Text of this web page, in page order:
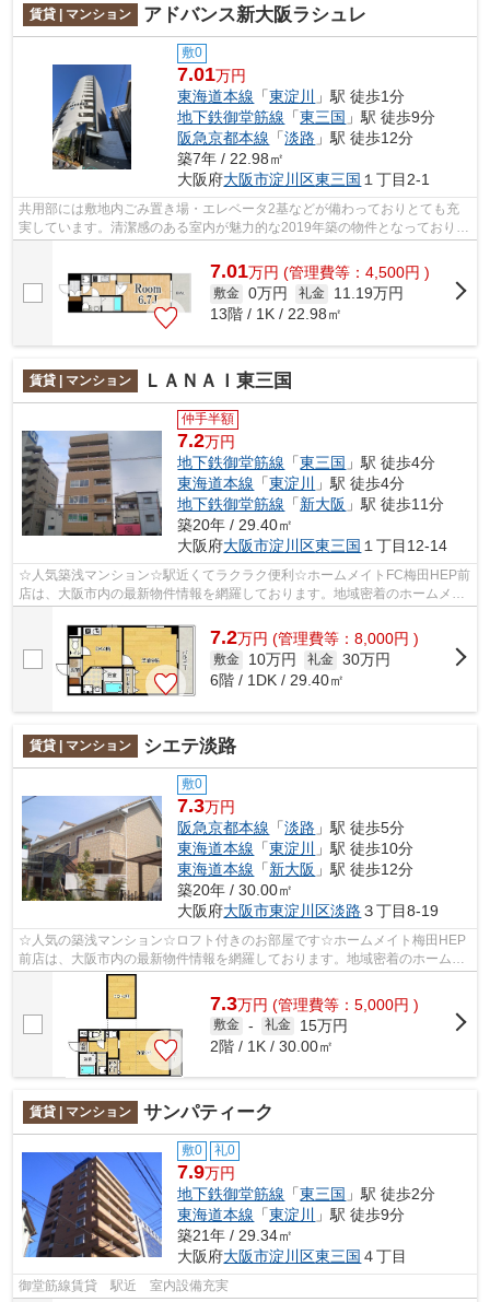
賃貸 | マンション アドバンス新大阪ラシュレ
敷0
7.01万円
東海道本線 「東淀川
」駅 徒歩1分
地下鉄御堂筋線 「東三国 」駅 徒歩9分
阪急京都本線 「淡路 」駅 徒歩12分
築7年 / 22.98㎡
大阪府大阪市淀川区東三国 １丁目2-1
共用部には敷地内ごみ置き場・エレベータ2基などが備わっておりとても充
実しています。清潔感のある室内が魅力的な2019年築の物件となっており、
一押しです。お車をお持ちの方にオスス...
7.01万円 (管理費等：4,500円 )
敷金 0万円 礼金
11.19万円
13階 / 1K / 22.98㎡
賃貸 | マンション ＬＡＮＡＩ東三国
仲手半額
7.2万円
地下鉄御堂筋線 「東三国 」駅 徒歩4分
東海道本線 「東淀川
」駅 徒歩4分
地下鉄御堂筋線 「新大阪 」駅 徒歩11分
築20年 / 29.40㎡
大阪府大阪市淀川区東三国 １丁目12-14
☆人気築浅マンション☆駅近くてラクラク便利☆ホームメイトFC梅田HEP前
店は、大阪市内の最新物件情報を網羅しております。地域密着のホームメイ
トFC梅田HEP前店だからできるお部屋探し品...
7.2万円 (管理費等：8,000円 )
敷金 10万円 礼金 30万円
6階 / 1DK / 29.40㎡
賃貸 | マンション シエテ淡路
敷0
7.3万円
阪急京都本線 「淡路 」駅 徒歩5分
東海道本線 「東淀川
」駅 徒歩10分
東海道本線 「新大阪 」駅 徒歩12分
築20年 / 30.00㎡
大阪府大阪市東淀川区淡路 ３丁目8-19
☆人気の築浅マンション☆ロフト付きのお部屋です☆ホームメイト梅田HEP
前店は、大阪市内の最新物件情報を網羅しております。地域密着のホームメ
イト梅田HEP前店だからできるお部屋探し品...
7.3万円 (管理費等：5,000円 )
敷金 - 礼金
15万円
2階 / 1K / 30.00㎡
賃貸 | マンション サンパティーク
敷0 礼0
7.9万円
地下鉄御堂筋線 「東三国 」駅 徒歩2分
東海道本線 「東淀川
」駅 徒歩9分
築21年 / 29.34㎡
大阪府大阪市淀川区東三国 ４丁目
御堂筋線賃貸 駅近 室内設備充実